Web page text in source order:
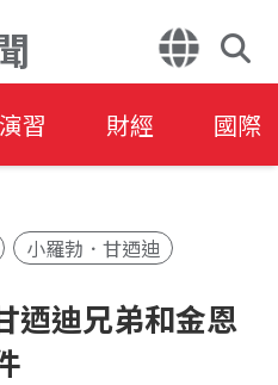
習 財經 國際
小羅勃．甘迺迪
迺迪兄弟和金恩